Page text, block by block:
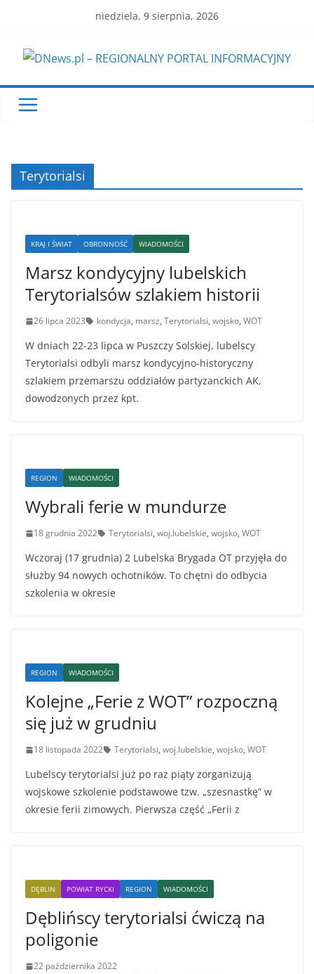
content
niedziela, 9 sierpnia, 2026
Terytorialsi
KRAJ I ŚWIAT OBRONNOŚĆ WIADOMOŚCI
Marsz kondycyjny lubelskich
Terytorialsów szlakiem historii
26 lipca 2023 kondycja, marsz, Terytorialsi, wojsko, WOT
W dniach 22-23 lipca w Puszczy Solskiej, lubelscy
Terytorialsi odbyli marsz kondycyjno-historyczny
szlakiem przemarszu oddziałów partyzanckich AK,
dowodzonych przez kpt.
REGION WIADOMOŚCI
Wybrali ferie w mundurze
18 grudnia 2022 Terytorialsi, woj.lubelskie, wojsko, WOT
Wczoraj (17 grudnia) 2 Lubelska Brygada OT przyjęła do
służby 94 nowych ochotników. To chętni do odbycia
szkolenia w okresie
REGION WIADOMOŚCI
Kolejne „Ferie z WOT” rozpoczną
się już w grudniu
18 listopada 2022 Terytorialsi, woj.lubelskie, wojsko, WOT
Lubelscy terytorialsi już po raz piąty zorganizują
wojskowe szkolenie podstawowe tzw. „szesnastkę” w
okresie ferii zimowych. Pierwsza część „Ferii z
DĘBLIN POWIAT RYCKI REGION WIADOMOŚCI
Dęblińscy terytorialsi ćwiczą na
poligonie
22 października 2022